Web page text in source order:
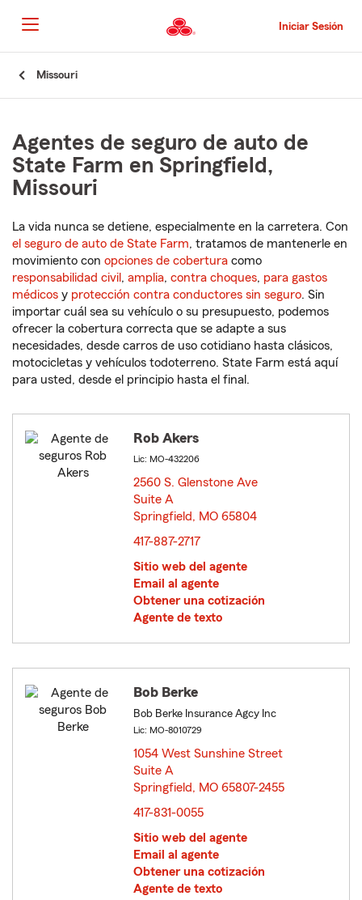
al
contenido
principal
Iniciar Sesión
Missouri
Agentes de seguro de auto de
State Farm en Springfield,
Missouri
La vida nunca se detiene, especialmente en la carretera. Con
el seguro de auto de State Farm, tratamos de mantenerle en
movimiento con opciones de cobertura como
responsabilidad civil , amplia, contra choques, para gastos
médicos y protección contra conductores sin seguro. Sin
importar cuál sea su vehículo o su presupuesto, podemos
ofrecer la cobertura correcta que se adapte a sus
necesidades, desde carros de uso cotidiano hasta clásicos,
motocicletas y vehículos todoterreno. State Farm está aquí
para usted, desde el principio hasta el final.
Rob Akers
Lic: MO-432206
2560 S. Glenstone Ave
Suite A
Springfield, MO 65804
417-887-2717
Sitio web del agente
Email al agente
Obtener una cotización
Agente de texto
Bob Berke
Bob Berke Insurance Agcy Inc
Lic: MO-8010729
1054 West Sunshine Street
Suite A
Springfield, MO 65807-2455
417-831-0055
Sitio web del agente
Email al agente
Obtener una cotización
Agente de texto